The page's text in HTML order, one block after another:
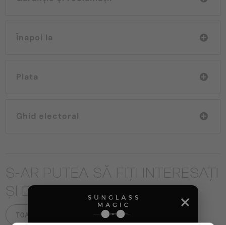
Înapoi la
Plata
Ghid electoral
S-AR PUTEA SĂ FIȚI INTERESAȚI
ȘI DE
TOATE PRODUSELE